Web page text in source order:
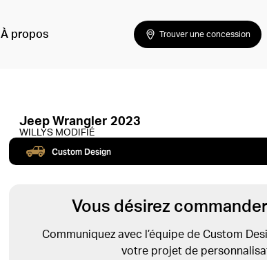
À propos Trouver une concession
Jeep Wrangler 2023
WILLYS MODIFIÉ
Custom Design
Vous désirez
Communiquez avec l’équipe de Custom
votre projet de